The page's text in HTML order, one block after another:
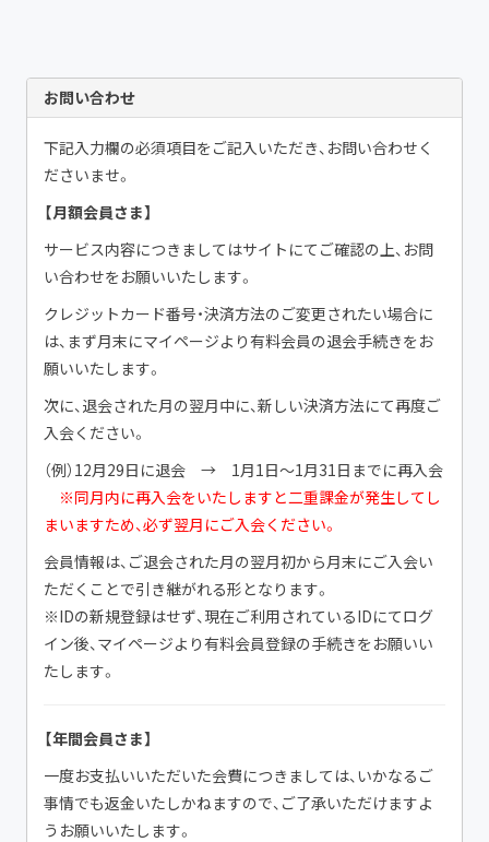
お問い合わせ
下記入力欄の必須項目をご記入いただき、お問い合わせく
ださいませ。
【月額会員さま】
サービス内容につきましてはサイトにてご確認の上、お問
い合わせをお願いいたします。
クレジットカード番号・決済方法のご変更されたい場合に
は、まず月末にマイページより有料会員の退会手続きをお
願いいたします。
次に、退会された月の翌月中に、新しい決済方法にて再度ご
入会ください。
（例）12月29日に退会 → 1月1日〜1月31日までに再入会
※同月内に再入会をいたしますと二重課金が発生してし
まいますため、必ず翌月にご入会ください。
会員情報は、ご退会された月の翌月初から月末にご入会い
ただくことで引き継がれる形となります。
※IDの新規登録はせず、現在ご利用されているIDにてログ
イン後、マイページより有料会員登録の手続きをお願いい
たします。
【年間会員さま】
一度お支払いいただいた会費につきましては、いかなるご
事情でも返金いたしかねますので、ご了承いただけますよ
うお願いいたします。